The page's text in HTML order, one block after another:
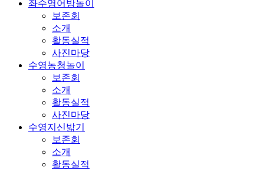
좌수영어방놀이
보존회
소개
활동실적
사진마당
수영농청놀이
보존회
소개
활동실적
사진마당
수영지신밟기
보존회
소개
활동실적